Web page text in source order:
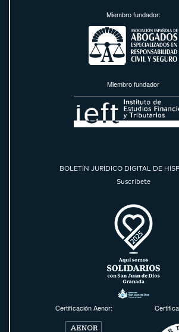
Miembro fundador:
Miembro fundador
BOLETÍN JURÍDICO DIGITAL DE
Suscríbete
Certificación Aenor: